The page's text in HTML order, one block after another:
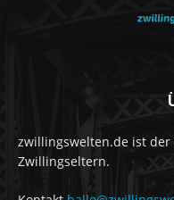
zwillingswelten.de ist
Zwillingseltern.